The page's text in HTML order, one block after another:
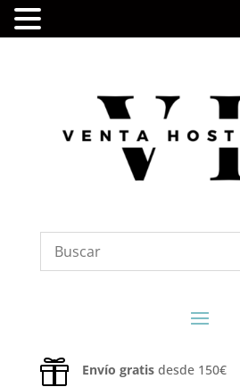
 Envío gratisdesde 150€